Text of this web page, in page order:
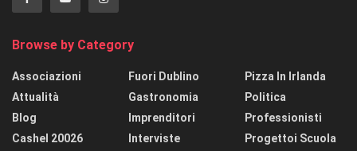
Browse by Category
Associazioni
Attualità
Blog
Cashel 20026
Fuori Dublino
Gastronomia
Imprenditori
Interviste
Pizza In Irlanda
Politica
Professionisti
Progettoi Scuola